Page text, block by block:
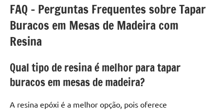
FAQ – Perguntas Frequentes sobre Tapar
Buracos em Mesas de Madeira com
Resina
Qual tipo de resina é melhor para tapar
buracos em mesas de madeira?
A resina epóxi é a melhor opção, pois oferece